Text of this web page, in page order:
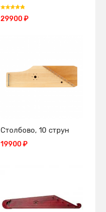
29900 ₽
Столбово, 10 струн
19900 ₽